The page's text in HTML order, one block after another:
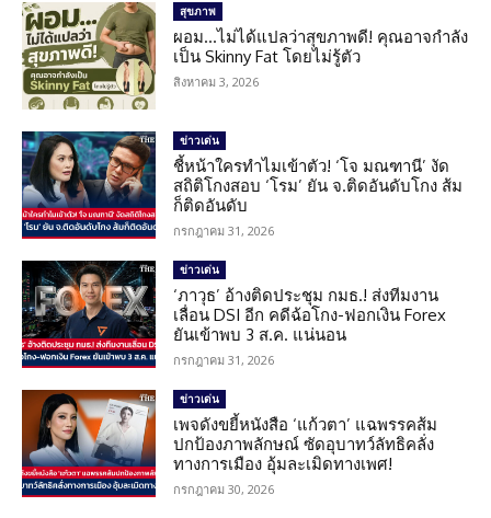
สุขภาพ
ผอม…ไม่ได้แปลว่าสุขภาพดี! คุณอาจกำลัง
เป็น Skinny Fat โดยไม่รู้ตัว
สิงหาคม 3, 2026
ข่าวเด่น
ชี้หน้าใครทำไมเข้าตัว! ‘โจ มณฑานี’ งัด
สถิติโกงสอบ ‘โรม’ ยัน จ.ติดอันดับโกง ส้ม
ก็ติดอันดับ
กรกฎาคม 31, 2026
ข่าวเด่น
‘ภาวุธ’ อ้างติดประชุม กมธ.! ส่งทีมงาน
เลื่อน DSI อีก คดีฉ้อโกง-ฟอกเงิน Forex
ยันเข้าพบ 3 ส.ค. แน่นอน
กรกฎาคม 31, 2026
ข่าวเด่น
เพจดังขยี้หนังสือ ‘แก้วตา’ แฉพรรคส้ม
ปกป้องภาพลักษณ์ ซัดอุบาทว์ลัทธิคลั่ง
ทางการเมือง อุ้มละเมิดทางเพศ!
กรกฎาคม 30, 2026